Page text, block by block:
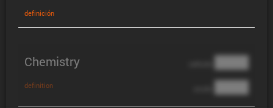
defini­ción
Chemistry
definition
████
████